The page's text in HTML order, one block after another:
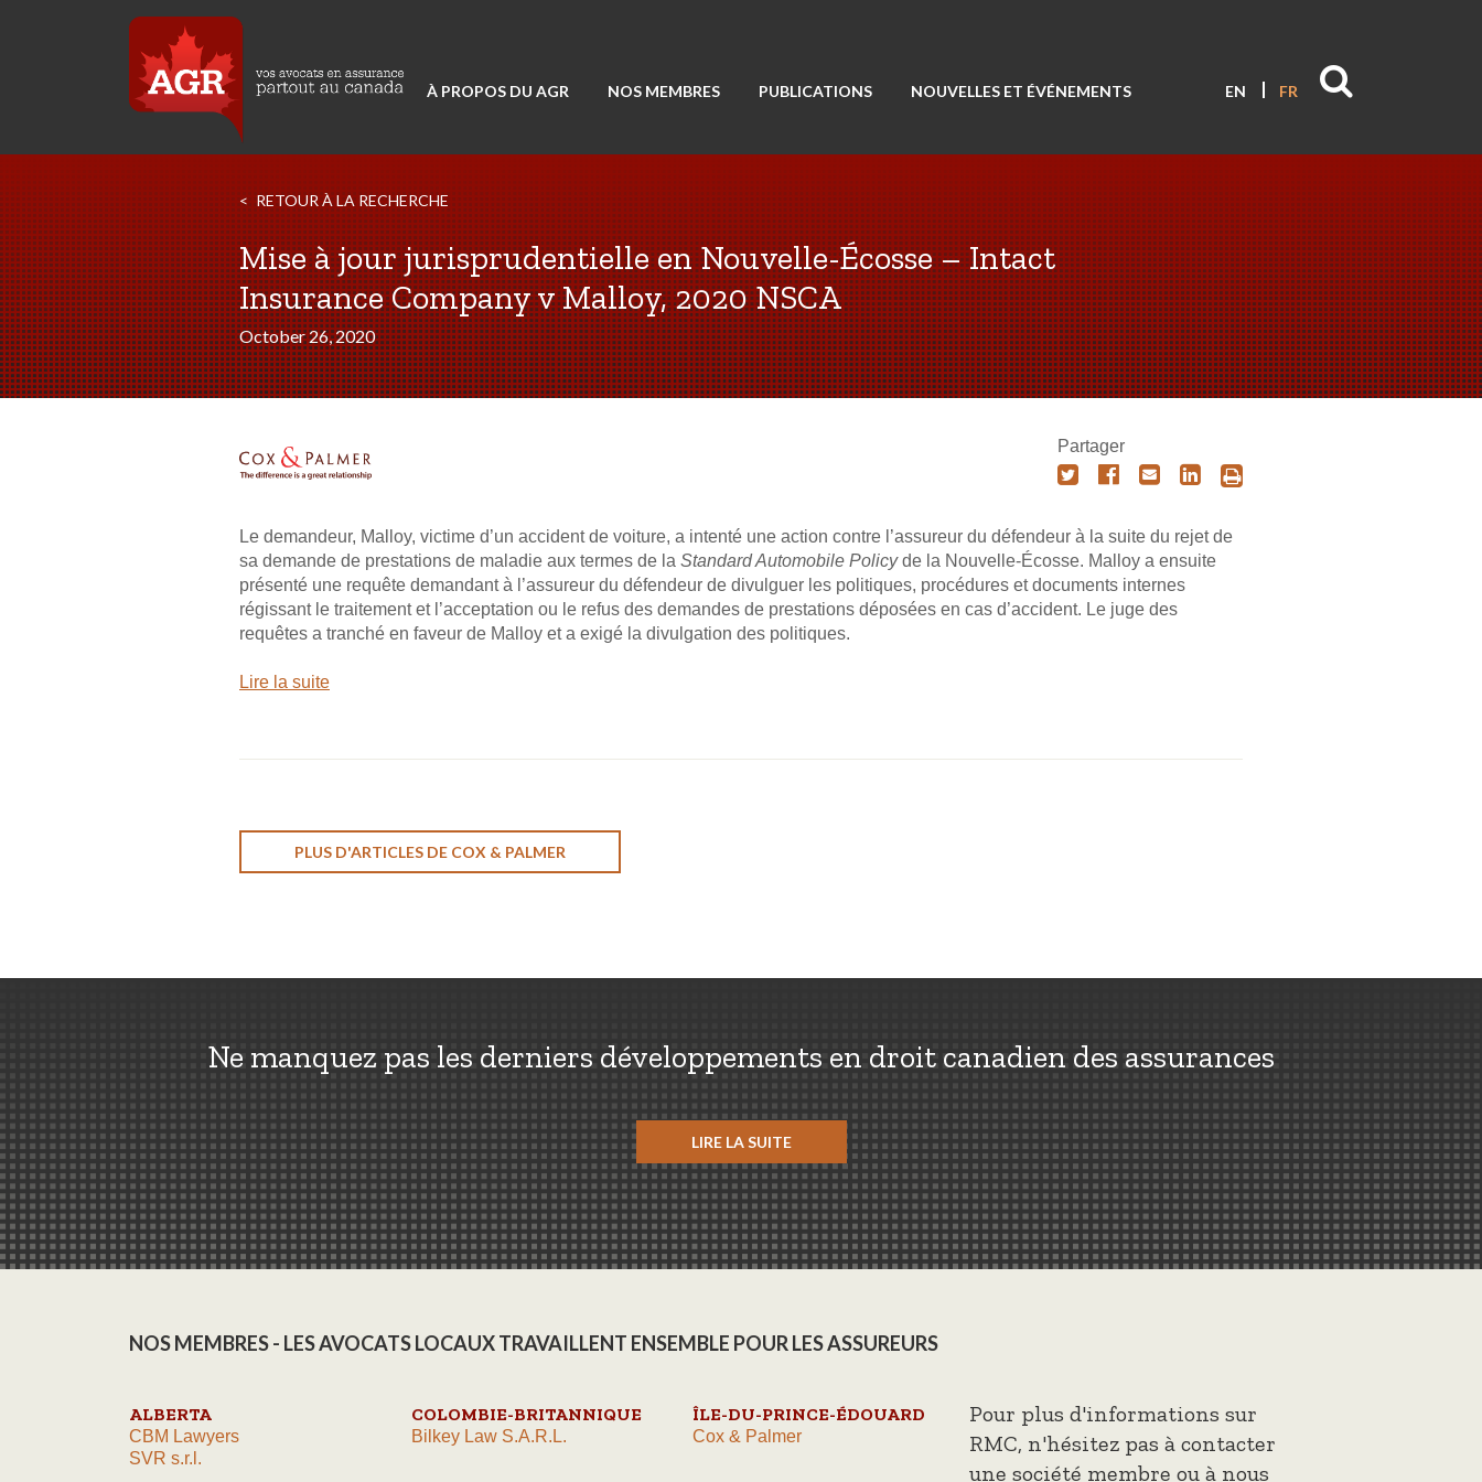
À PROPOS DU AGR NOS MEMBRES PUBLICATIONS NOUVELLES ET ÉVÉNEMENTS EN FR
RETOUR À LA RECHERCHE
Mise à jour jurisprudentielle en Nouvelle-Écosse – Intact
Insurance Company v Malloy, 2020 NSCA
October 26, 2020
Partager
Le demandeur, Malloy, victime d’un accident de voiture, a intenté une action contre l’assureur du défendeur à la suite du rejet de
sa demande de prestations de maladie aux termes de la Standard Automobile Policyde la Nouvelle-Écosse. Malloy a ensuite
présenté une requête demandant à l’assureur du défendeur de divulguer les politiques, procédures et documents internes
régissant le traitement et l’acceptation ou le refus des demandes de prestations déposées en cas d’accident. Le juge des
requêtes a tranché en faveur de Malloy et a exigé la divulgation des politiques.
Lire la suite
PLUS D'ARTICLES DE COX & PALMER
Ne manquez pas les derniers développements en droit canadien des assurances
LIRE LA SUITE
NOS MEMBRES - LES AVOCATS LOCAUX TRAVAILLENT ENSEMBLE POUR LES ASSUREURS
ALBERTA
CBM Lawyers
SVR s.r.l.
COLOMBIE-BRITANNIQUE
Bilkey Law S.A.R.L.
ÎLE-DU-PRINCE-ÉDOUARD
Cox & Palmer
Pour plus d'informations sur
RMC, n'hésitez pas à contacter
une société membre ou à nous